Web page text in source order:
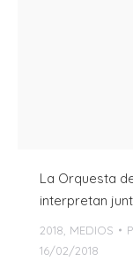
La Orquesta
interpretan
2018 MEDIOS
16/02/2018